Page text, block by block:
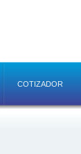
COTIZADOR